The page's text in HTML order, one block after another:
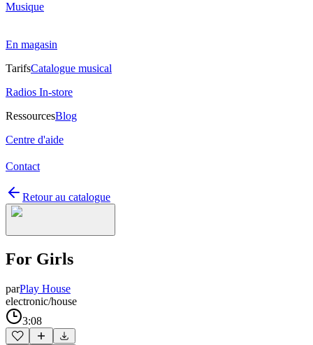
Musique
En magasin
TarifsCatalogue musical
Radios In-store
RessourcesBlog
Centre d'aide
Contact
Retour au catalogue
For Girls
parPlay House
electronic/house
3:08